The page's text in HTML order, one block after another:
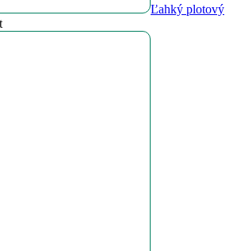
Ľahký plotový